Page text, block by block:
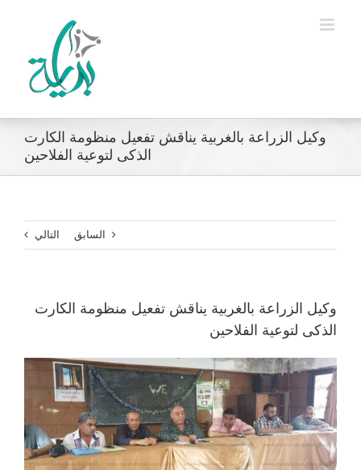
وكيل الزراعة بالغربية يناقش تفعيل منظومة الكارت
الذكى لتوعية الفلاحين
السابق التالي
وكيل الزراعة بالغربية يناقش تفعيل منظومة الكارت
الذكى لتوعية الفلاحين